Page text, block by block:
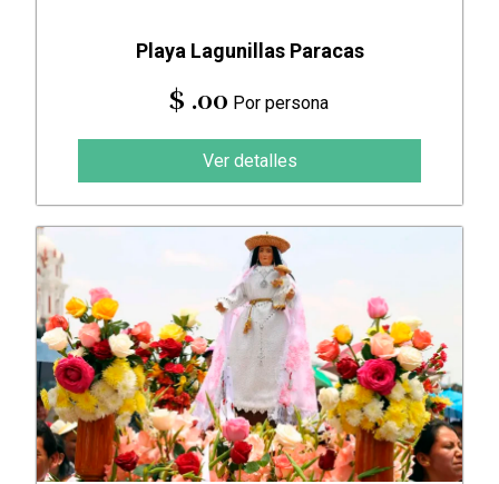
Playa Lagunillas Paracas
$ .00 Por persona
Ver detalles